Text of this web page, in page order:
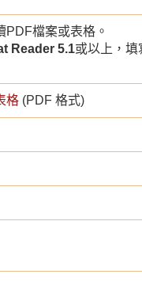
PDF檔案或表格。
Reader 5.1或以上，填
格 (PDF 格式)